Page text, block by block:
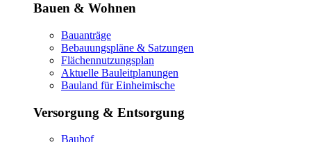
Bauen & Wohnen
Bauanträge
Bebauungspläne & Satzungen
Flächennutzungsplan
Aktuelle Bauleitplanungen
Bauland für Einheimische
Versorgung & Entsorgung
Bauhof